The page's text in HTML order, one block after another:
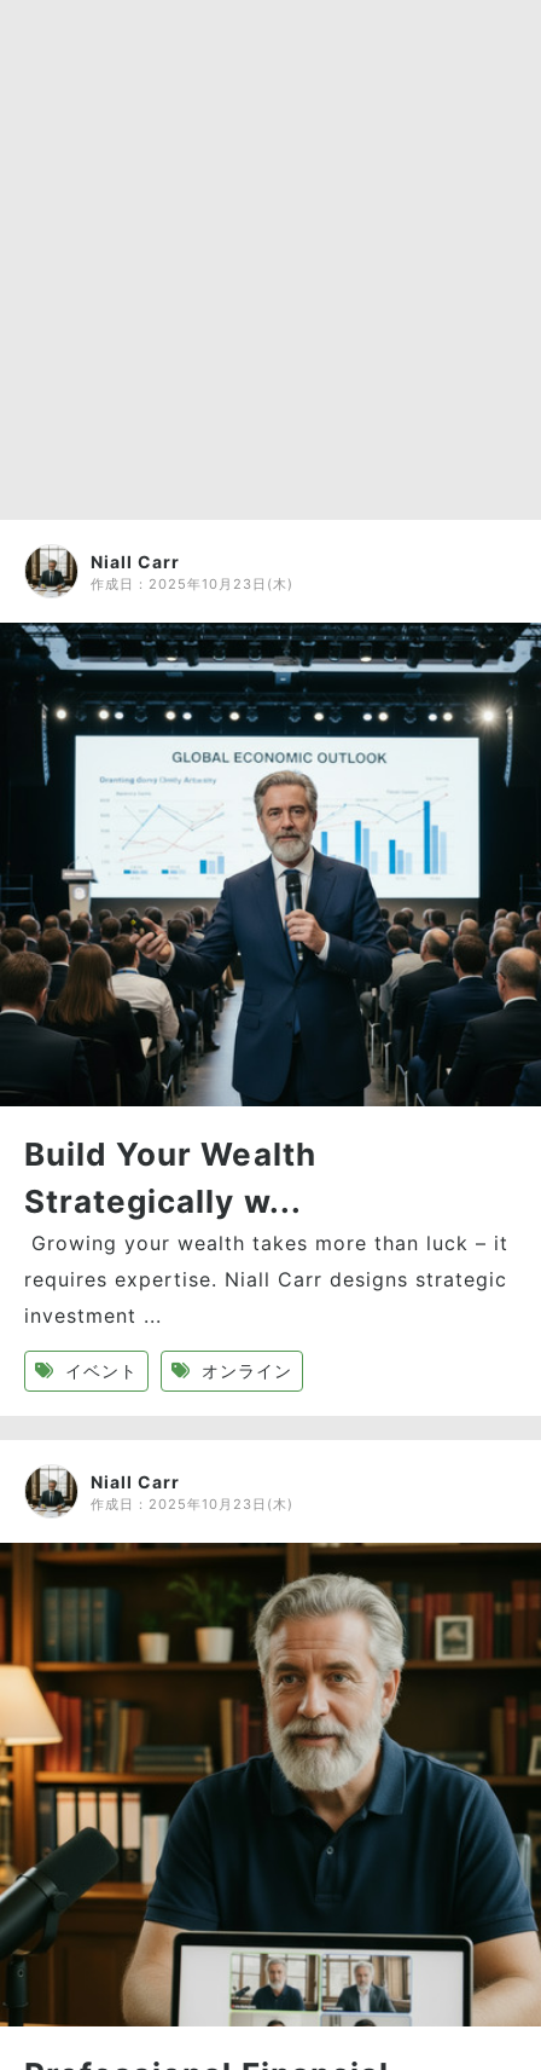
Niall Carr
作成日： 2025年10月23日(木)
Build Your Wealth
Strategically w...
Growing your wealth takes more than luck – it
requires expertise. Niall Carr designs strategic
investment ...
イベント オンライン
Niall Carr
作成日： 2025年10月23日(木)